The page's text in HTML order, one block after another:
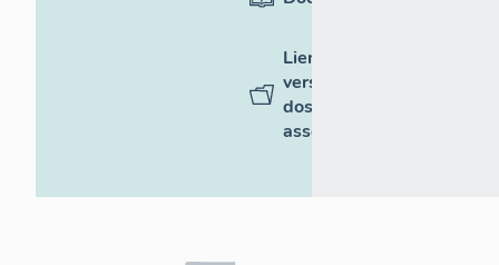
Liens
vers des
dossiers
associés